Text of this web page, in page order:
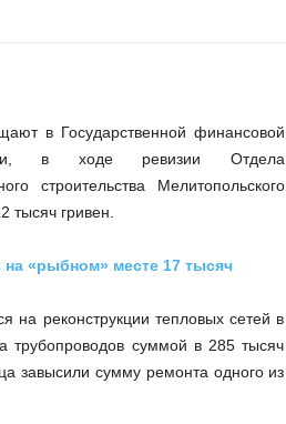
в Государственной финансовой
в ходе ревизии Отдела
строительства Мелитопольского
гривен.
«рыбном» месте 17 тысяч
на реконструкции тепловых сетей в
трубопроводов суммой в 285 тысяч
завысили сумму ремонта одного из